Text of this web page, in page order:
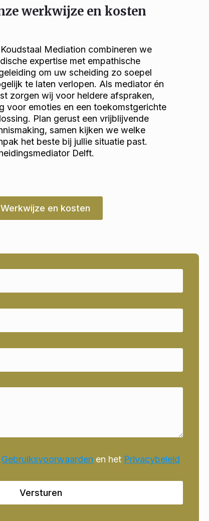
werkwijze en kosten
Mediation combineren we
expertise met empathische
om uw scheiding zo soepel
te laten verlopen. Als mediator én
zorgen wij voor heldere afspraken,
voor emoties en een toekomstgerichte
Plan gerust een vrijblijvende
samen kijken we welke
het beste bij jullie situatie past.
Delft.
Werkwijze en kosten
Gebruiksvoorwaarden en het Privacybeleid
Versturen